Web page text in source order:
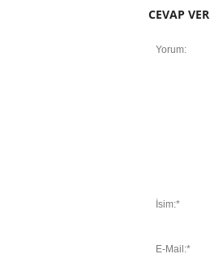
CEVAP VER